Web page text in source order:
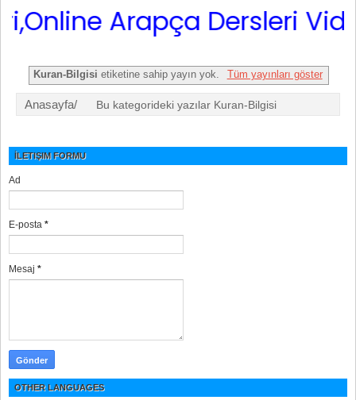
Arapça Dersleri
Kuran-Bilgisi etiketine sahip yayın yok. Tüm yayınları göster
Anasayfa/ Bu kategorideki yazılar Kuran-Bilgisi
İLETIŞIM FORMU
Ad
E-posta*
Mesaj*
OTHER LANGUAGES